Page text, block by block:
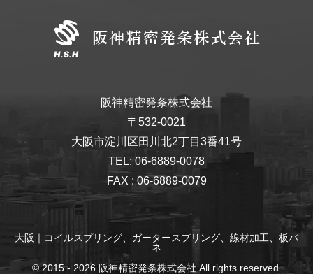
阪神精密発条株式会社
〒532-0021
大阪市淀川区田川北2丁目3番41号
TEL: 06-6889-0078
FAX : 06-6889-0079
大阪｜コイルスプリング、ガータースプリング、線材加工、板バ
ネ
© 2015 - 2026 阪神精密発条株式会社 All rights reserved.